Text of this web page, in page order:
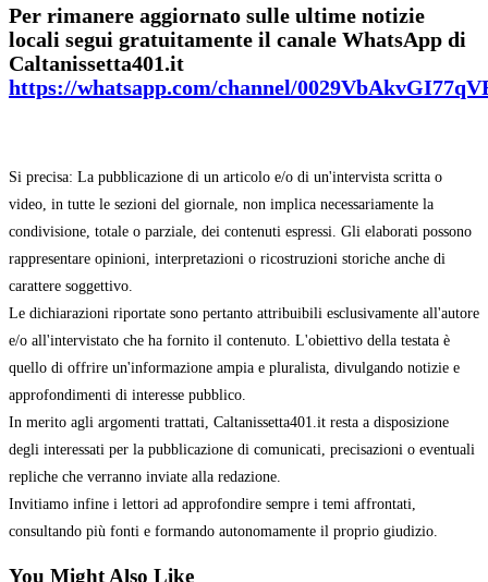
Per rimanere aggiornato sulle ultime notizie
locali segui gratuitamente il canale WhatsApp di
Caltanissetta401.it
https://whatsapp.com/channel/
Si precisa: La pubblicazione di un articolo e/o di un'intervista scritta o
video, in tutte le sezioni del giornale, non implica necessariamente la
condivisione, totale o parziale, dei contenuti espressi. Gli elaborati possono
rappresentare opinioni, interpretazioni o ricostruzioni storiche anche di
carattere soggettivo.
Le dichiarazioni riportate sono pertanto attribuibili esclusivamente all'autore
e/o all'intervistato che ha fornito il contenuto. L'obiettivo della testata è
quello di offrire un'informazione ampia e pluralista, divulgando notizie e
approfondimenti di interesse pubblico.
In merito agli argomenti trattati, Caltanissetta401.it resta a disposizione
degli interessati per la pubblicazione di comunicati, precisazioni o eventuali
repliche che verranno inviate alla redazione.
Invitiamo infine i lettori ad approfondire sempre i temi affrontati,
consultando più fonti e formando autonomamente il proprio giudizio.
You Might Also Like